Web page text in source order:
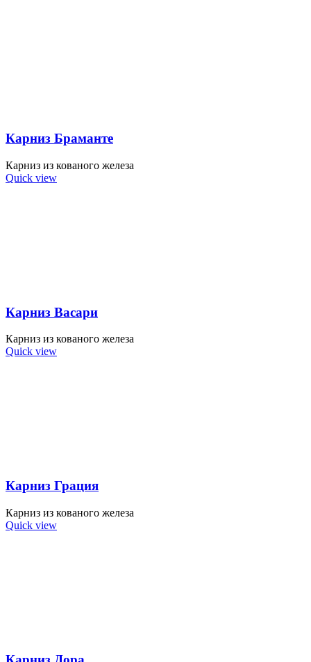
Карниз Браманте
Карниз из кованого железа
Quick view
Карниз Васари
Карниз из кованого железа
Quick view
Карниз Грация
Карниз из кованого железа
Quick view